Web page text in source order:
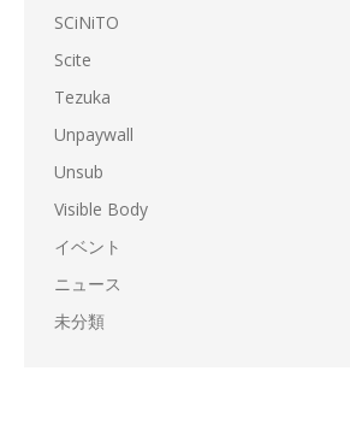
SCiNiTO
Scite
Tezuka
Unpaywall
Unsub
Visible Body
イベント
ニュース
未分類